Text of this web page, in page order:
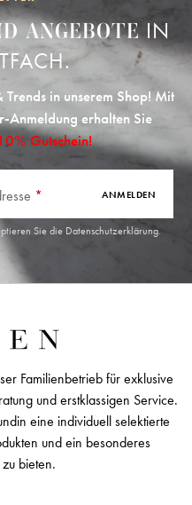
ANGEBOTEIN
in unserem Shop! Mit
Anmeldung erhalten Sie
Gutschein!
* ANMELDEN
Sie die Datenschutzerklärung.
Familienbetrieb für exklusive
und erstklassigen Service.
eine individuell selektierte
und ein besonderes
bieten.